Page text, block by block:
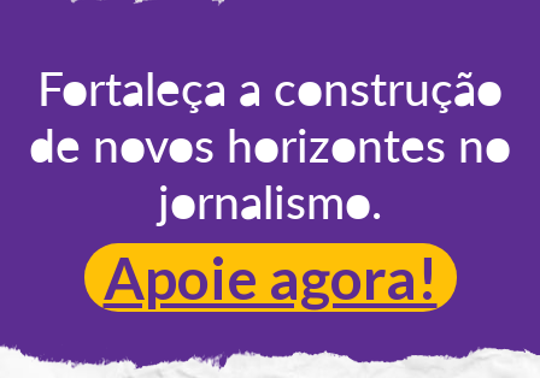
Fortaleça a construção
de novos horizontes no
jornalismo.
Apoie agora!